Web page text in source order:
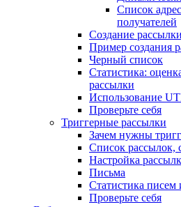
Список
получателей
Создание рассылки
Пример создания
Черный список
Статистика:
рассылки
Использование
Проверьте себя
Триггерные рассылки
Зачем нужны
Список рассылок,
Настройка
Письма
Статистика писем
Проверьте себя